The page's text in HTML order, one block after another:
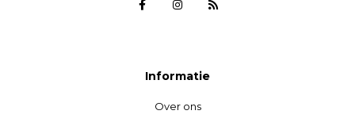
Informatie
Over ons